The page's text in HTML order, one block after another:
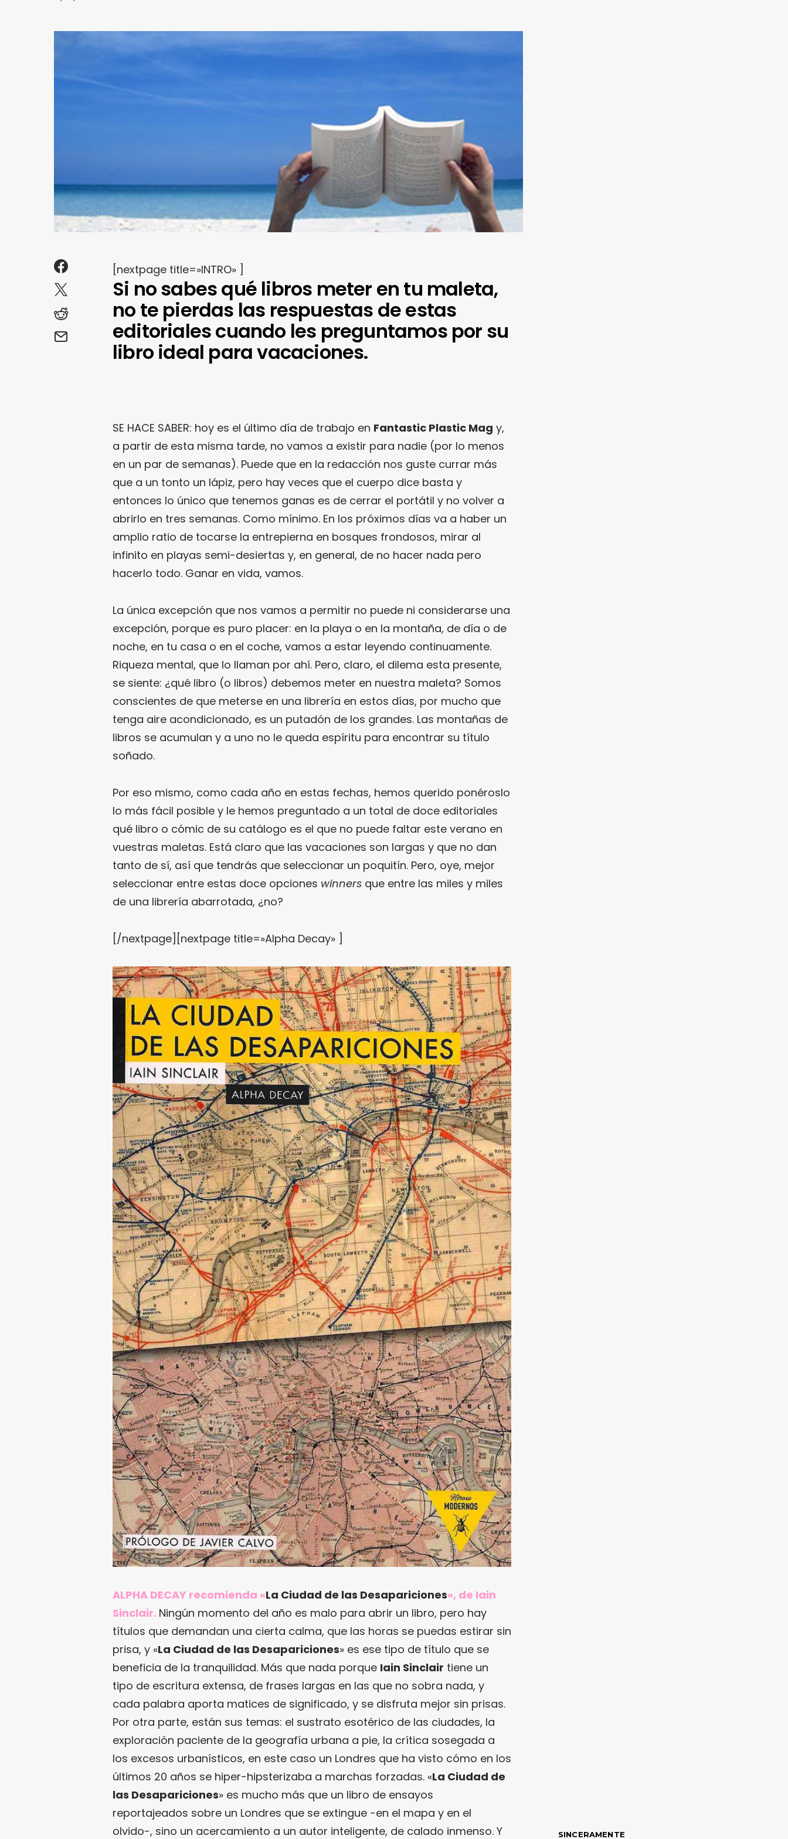
[nextpage title=»INTRO» ]
Si no sabes qué libros meter en tu maleta,
no te pierdas las respuestas de estas
editoriales cuando les preguntamos por su
libro ideal para vacaciones.
SE HACE SABER: hoy es el último día de trabajo en Fantastic Plastic Mag y,
a partir de esta misma tarde, no vamos a existir para nadie (por lo menos
en un par de semanas). Puede que en la redacción nos guste currar más
que a un tonto un lápiz, pero hay veces que el cuerpo dice basta y
entonces lo único que tenemos ganas es de cerrar el portátil y no volver a
abrirlo en tres semanas. Como mínimo. En los próximos días va a haber un
amplio ratio de tocarse la entrepierna en bosques frondosos, mirar al
infinito en playas semi-desiertas y, en general, de no hacer nada pero
hacerlo todo. Ganar en vida, vamos.
La única excepción que nos vamos a permitir no puede ni considerarse una
excepción, porque es puro placer: en la playa o en la montaña, de día o de
noche, en tu casa o en el coche, vamos a estar leyendo continuamente.
Riqueza mental, que lo llaman por ahí. Pero, claro, el dilema esta presente,
se siente: ¿qué libro (o libros) debemos meter en nuestra maleta? Somos
conscientes de que meterse en una librería en estos días, por mucho que
tenga aire acondicionado, es un putadón de los grandes. Las montañas de
libros se acumulan y a uno no le queda espíritu para encontrar su título
soñado.
Por eso mismo, como cada año en estas fechas, hemos querido ponéroslo
lo más fácil posible y le hemos preguntado a un total de doce editoriales
qué libro o cómic de su catálogo es el que no puede faltar este verano en
vuestras maletas. Está claro que las vacaciones son largas y que no dan
tanto de sí, así que tendrás que seleccionar un poquitín. Pero, oye, mejor
seleccionar entre estas doce opciones winners que entre las miles y miles
de una librería abarrotada, ¿no?
[/nextpage][nextpage title=»Alpha Decay» ]
ALPHA DECAY recomienda «La Ciudad de las Desapariciones«, de Iain
Sinclair. Ningún momento del año es malo para abrir un libro, pero hay
títulos que demandan una cierta calma, que las horas se puedas estirar sin
prisa, y «La Ciudad de las Desapariciones» es ese tipo de título que se
beneficia de la tranquilidad. Más que nada porque Iain Sinclair tiene un
tipo de escritura extensa, de frases largas en las que no sobra nada, y
cada palabra aporta matices de significado, y se disfruta mejor sin prisas.
Por otra parte, están sus temas: el sustrato esotérico de las ciudades, la
exploración paciente de la geografía urbana a pie, la crítica sosegada a
los excesos urbanísticos, en este caso un Londres que ha visto cómo en los
últimos 20 años se hiper-hipsterizaba a marchas forzadas. «La Ciudad de
las Desapariciones» es mucho más que un libro de ensayos
reportajeados sobre un Londres que se extingue -en el mapa y en el
olvido-, sino un acercamiento a un autor inteligente, de calado inmenso. Y
SINCERAMENTE